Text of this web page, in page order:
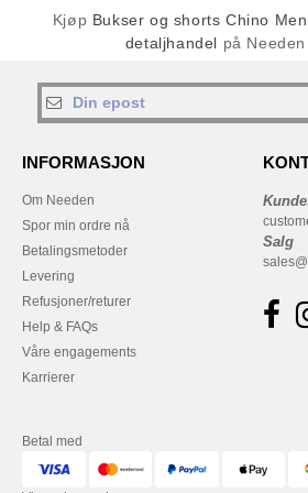
Kjøp Bukser og shorts Chino
detaljhandel på
INFORMASJON
Om Needen
Spor min ordre nå
Betalingsmetoder
Levering
Refusjoner/returer
Help & FAQs
Våre engagements
Karrierer
Salg
Betal med